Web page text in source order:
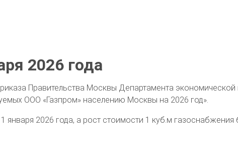
2026 года
Правительства Москвы Департамента экономической
ООО «Газпром» населению Москвы на 2026 год».
2026 года, а рост стоимости 1 куб.м газоснабжения